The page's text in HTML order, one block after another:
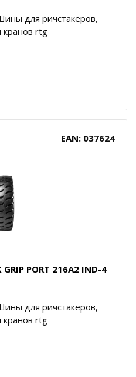
для ричстакеров,
кранов rtg
EAN: 037624
GRIP PORT 216A2 IND-4
для ричстакеров,
кранов rtg